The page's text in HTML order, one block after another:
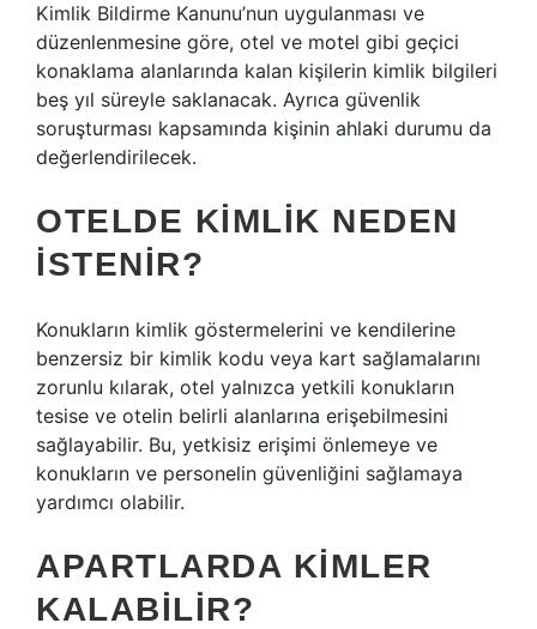
Kimlik Bildirme Kanunu’nun uygulanması ve
düzenlenmesine göre, otel ve motel gibi geçici
konaklama alanlarında kalan kişilerin kimlik bilgileri
beş yıl süreyle saklanacak. Ayrıca güvenlik
soruşturması kapsamında kişinin ahlaki durumu da
değerlendirilecek.
OTELDE KIMLIK NEDEN
ISTENIR?
Konukların kimlik göstermelerini ve kendilerine
benzersiz bir kimlik kodu veya kart sağlamalarını
zorunlu kılarak, otel yalnızca yetkili konukların
tesise ve otelin belirli alanlarına erişebilmesini
sağlayabilir. Bu, yetkisiz erişimi önlemeye ve
konukların ve personelin güvenliğini sağlamaya
yardımcı olabilir.
APARTLARDA KIMLER
KALABILIR?